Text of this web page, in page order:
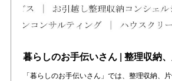
「暮らしのお手伝いさん」では、整理収納、